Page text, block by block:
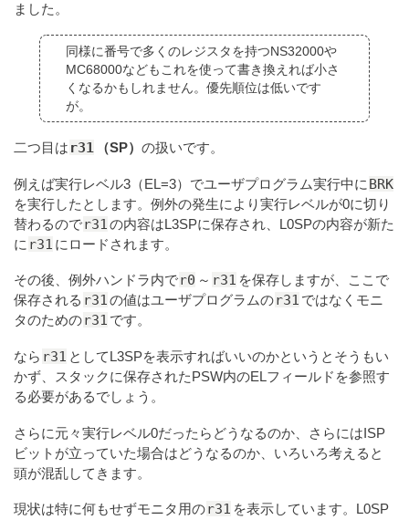
ました。
同様に番号で多くのレジスタを持つNS32000や
MC68000などもこれを使って書き換えれば小さ
くなるかもしれません。優先順位は低いです
が。
二つ目は r31 （SP） の扱いです。
例えば実行レベル3（EL=3）でユーザプログラム実行中に BRK
を実行したとします。例外の発生により実行レベルが0に切り
替わるのでr31 の内容はL3SPに保存され、L0SPの内容が新た
に r31 にロードされます。
その後、例外ハンドラ内でr0 ～ r31 を保存しますが、ここで
保存される r31の値はユーザプログラムのr31 ではなくモニ
タのためのr31 です。
なら r31 としてL3SPを表示すればいいのかというとそうもい
かず、スタックに保存されたPSW内のELフィールドを参照す
る必要があるでしょう。
さらに元々実行レベル0だったらどうなるのか、さらにはISP
ビットが立っていた場合はどうなるのか、いろいろ考えると
頭が混乱してきます。
現状は特に何もせずモニタ用のr31 を表示しています。L0SP